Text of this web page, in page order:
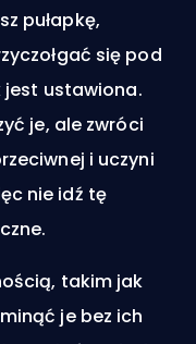
pułapkę,
się pod
jest ustawiona.
je, ale zwróci
i uczyni
nie idź tę
takim jak
je bez ich